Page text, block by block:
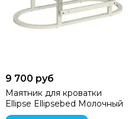
9 700 руб
Маятник для кроватки
Ellipse Ellipsebed Молочный